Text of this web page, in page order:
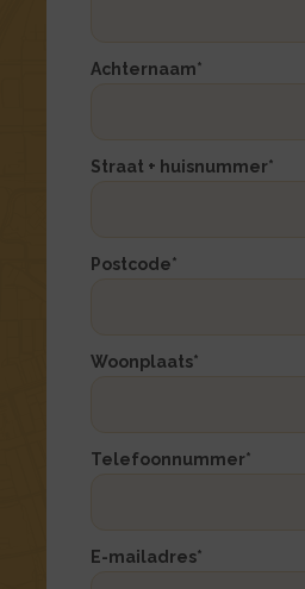
bij
het
bij
het
url
Achternaam*
Straat + huisnummer*
Postcode*
Woonplaats*
Telefoonnummer*
E-mailadres*